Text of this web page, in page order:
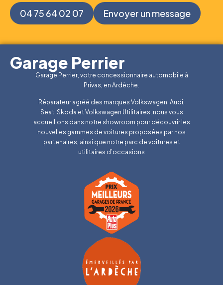
04 75 64 02 07 Envoyer un message
Garage Perrier
Garage Perrier, votre concessionnaire automobile à
Privas, en Ardèche.
Réparateur agréé des marques Volkswagen, Audi,
Seat, Skoda et Volkswagen Utilitaires, nous vous
accueillons dans notre showroom pour découvrir les
nouvelles gammes de voitures proposées par nos
partenaires, ainsi que notre parc de voitures et
utilitaires d’occasions